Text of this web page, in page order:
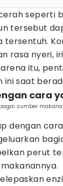
seperti
tersebut
tersentuh.
rasa nyeri,
itu,
saat
cara
sumber
dengan
perut